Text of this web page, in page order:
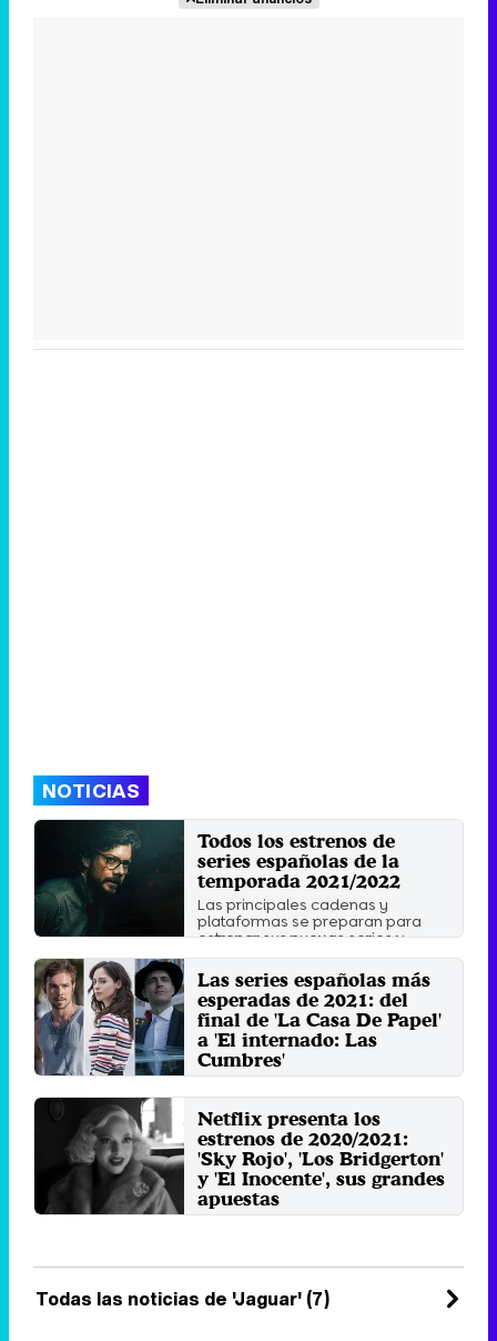
NOTICIAS
Todos los estrenos de
series españolas de la
temporada 2021/2022
Las principales cadenas y
plataformas se preparan para
estrenar sus nuevas series y ...
Jueves 2 Septiembre 2021 12:57
Las series españolas más
esperadas de 2021: del
final de 'La Casa De Papel'
a 'El internado: Las
Cumbres'
Con la entrada del nuevo año,
recopilamos algunos de las
próximas series que podremos ...
Viernes 1 Enero 2021 12:55
Netflix presenta los
estrenos de 2020/2021:
'Sky Rojo', 'Los Bridgerton'
y 'El Inocente', sus grandes
apuestas
La plataforma ha presentado
cuanto ...
Jueves 22 Octubre 2020 14:35
Todas las noticias de 'Jaguar' (7)